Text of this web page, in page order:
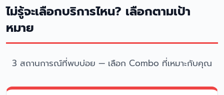
ไม่รู้จะเลือกบริการไหน? เลือกตามเป้า
หมาย
3 สถานการณ์ที่พบบ่อย — เลือก Combo ที่เหมาะกับคุณ